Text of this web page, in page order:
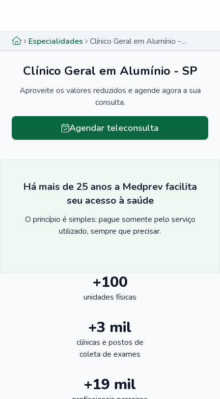
Especialidades Clínico Geral em Alumínio - SP
Clínico Geral em Alumínio - SP
Aproveite os valores reduzidos e agende agora a sua
consulta.
Agendar teleconsulta
Há mais de 25 anos a Medprev facilita
seu acesso à saúde
O princípio é simples: pague somente pelo serviço
utilizado, sempre que precisar.
+100
unidades físicas
+3 mil
clínicas e postos de
coleta de exames
+19 mil